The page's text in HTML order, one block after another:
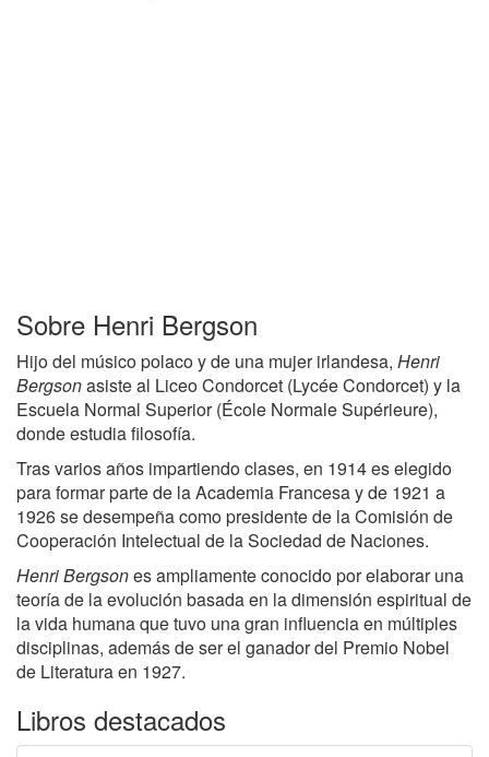
Sobre Henri Bergson
Hijo del músico polaco y de una mujer irlandesa, Henri
Bergsonasiste al Liceo Condorcet (Lycée Condorcet) y la
Escuela Normal Superior (École Normale Supérieure),
donde estudia filosofía.
Tras varios años impartiendo clases, en 1914 es elegido
para formar parte de la Academia Francesa y de 1921 a
1926 se desempeña como presidente de la Comisión de
Cooperación Intelectual de la Sociedad de Naciones.
Henri Bergsones ampliamente conocido por elaborar una
teoría de la evolución basada en la dimensión espiritual de
la vida humana que tuvo una gran influencia en múltiples
disciplinas, además de ser el ganador del Premio Nobel
de Literatura en 1927.
Libros destacados